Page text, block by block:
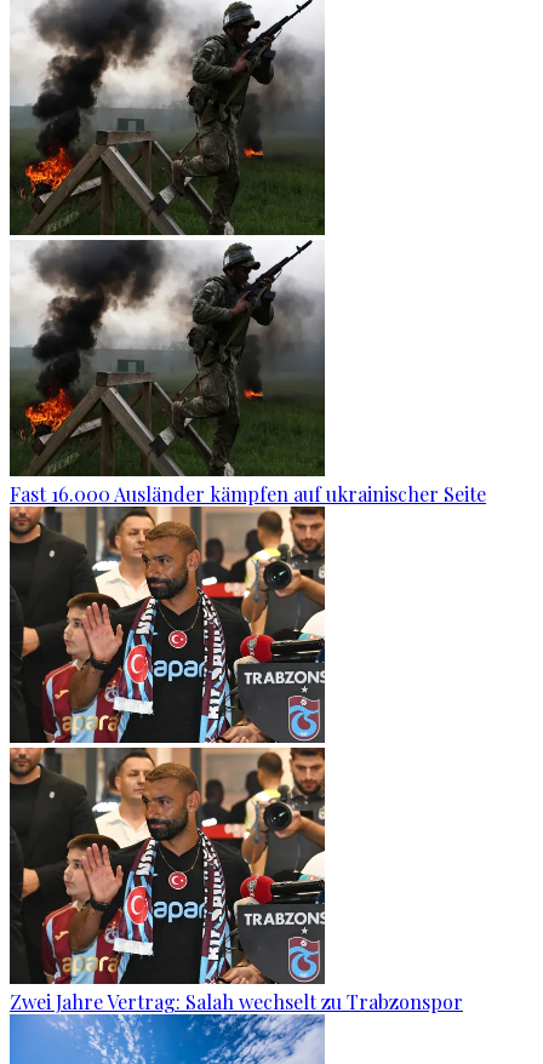
Fast 16.000 Ausländer kämpfen auf ukrainischer Seite
Zwei Jahre Vertrag: Salah wechselt zu Trabzonspor